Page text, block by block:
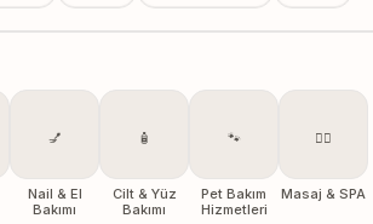
💅
Nail & El
Bakımı
🧴
Cilt & Yüz
Bakımı
🐾
Pet Bakım
Hizmetleri
💆‍♀️
Masaj & SPA